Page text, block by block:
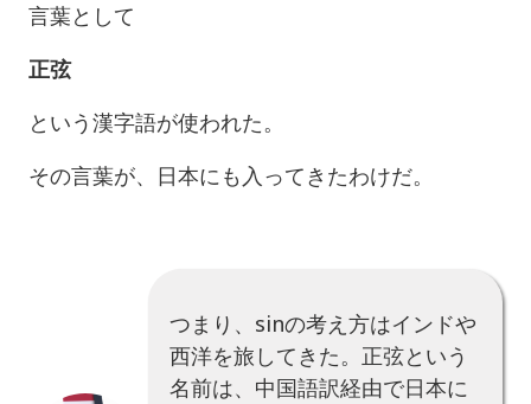
言葉として
正弦
という漢字語が使われた。
その言葉が、日本にも入ってきたわけだ。
つまり、sinの考え方はインドや
西洋を旅してきた。正弦という
名前は、中国語訳経由で日本に